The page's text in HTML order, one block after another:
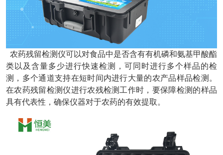
农药残留检测仪可以对食品中是否含有有机磷和氨基甲酸酯
类以及含量多少进行快速检测，可同时进行多个样品的检
测，多个通道支持在短时间内进行大量的农产品样品检测。
在农药残留检测仪进行农残检测工作时，要保障检测的样品
具有代表性，确保仪器对于农药的有效提取。